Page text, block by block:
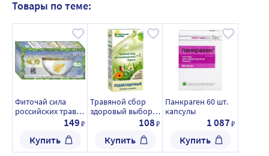
Товары по теме:
Фиточай сила
российских трав
№13 1,5 гр 20 шт.
149₽
Купить
Травяной сбор
здоровый выбор
1,5 гр 20 шт.
фильтр-пакеты
108₽
Купить
Панкраген 60 шт.
капсулы
1 087₽
Купить